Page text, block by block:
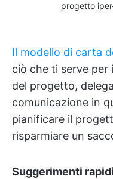
progetto
Il modello di carta
ciò che ti serve per
del progetto,
comunicazione in
pianificare il
risparmiare un
Suggerimenti